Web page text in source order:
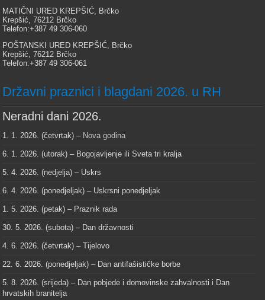
MATIČNI URED KREPŠIĆ, Brčko
Krepšić, 76212 Brčko
Telefon:+387 49 306-060
POŠTANSKI URED KREPŠIĆ, Brčko
Krepšić, 76212 Brčko
Telefon:+387 49 306-061
Državni praznici i blagdani 2026. u RH
Neradni dani 2026.
1. 1. 2026. (četvrtak) – Nova godina
6. 1. 2026. (utorak) – Bogojavljenje ili Sveta tri kralja
5. 4. 2026. (nedjelja) – Uskrs
6. 4. 2026. (ponedjeljak) – Uskrsni ponedjeljak
1. 5. 2026. (petak) – Praznik rada
30. 5. 2026. (subota) – Dan državnosti
4. 6. 2026. (četvrtak) – Tijelovo
22. 6. 2026. (ponedjeljak) – Dan antifašističke borbe
5. 8. 2026. (srijeda) – Dan pobjede i domovinske zahvalnosti i Dan
hrvatskih branitelja